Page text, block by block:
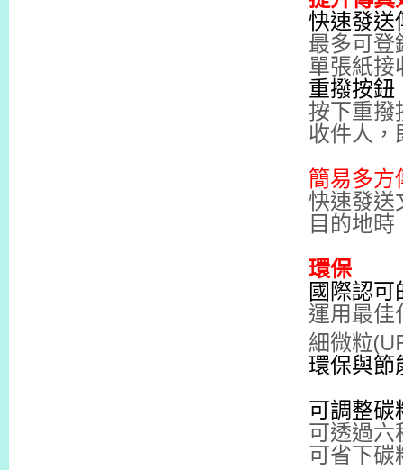
快速發送
最多可登
單張紙接
重撥按鈕
按下重撥
收件人，
簡易多方
快速發送
目的地
環保
國際認
運用最佳
細微粒
環保與節
可調整碳
可透過六
可省下碳